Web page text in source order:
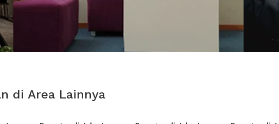
di Area Lainnya